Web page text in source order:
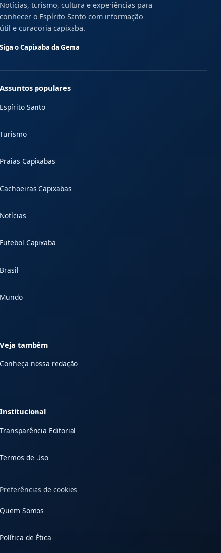
Notícias, turismo, cultura e experiências para
conhecer o Espírito Santo com informação
útil e curadoria capixaba.
Siga o Capixaba da Gema
Assuntos populares
Espírito Santo
Turismo
Praias Capixabas
Cachoeiras Capixabas
Notícias
Futebol Capixaba
Brasil
Mundo
Veja também
Conheça nossa redação
Institucional
Transparência Editorial
Termos de Uso
Preferências de cookies
Quem Somos
Política de Ética